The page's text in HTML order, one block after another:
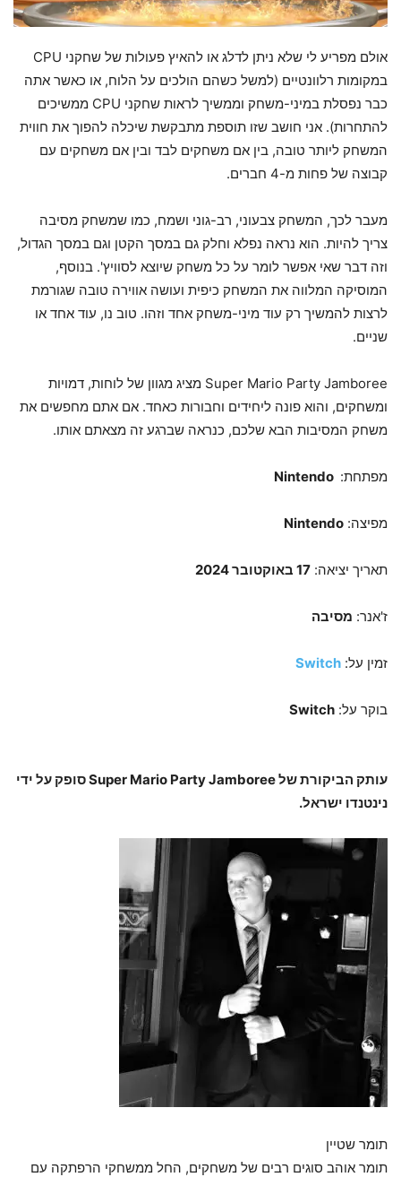
אולם מפריע לי שלא ניתן לדלג או להאיץ פעולות של שחקני CPU
במקומות רלוונטיים (למשל כשהם הולכים על הלוח, או כאשר אתה
כבר נפסלת במיני-משחק וממשיך לראות שחקני CPU ממשיכים
להתחרות). אני חושב שזו תוספת מתבקשת שיכלה להפוך את חווית
המשחק ליותר טובה, בין אם משחקים לבד ובין אם משחקים עם
קבוצה של פחות מ-4 חברים.
מעבר לכך, המשחק צבעוני, רב-גוני ושמח, כמו שמשחק מסיבה
צריך להיות. הוא נראה נפלא וחלק גם במסך הקטן וגם במסך הגדול,
וזה דבר שאי אפשר לומר על כל משחק שיוצא לסוויץ'. בנוסף,
המוסיקה המלווה את המשחק כיפית ועושה אווירה טובה שגורמת
לרצות להמשיך רק עוד מיני-משחק אחד וזהו. טוב נו, עוד אחד או
שניים.
Super Mario Party Jamboree מציג מגוון של לוחות, דמויות
ומשחקים, והוא פונה ליחידים וחבורות כאחד. אם אתם מחפשים את
משחק המסיבות הבא שלכם, כנראה שברגע זה מצאתם אותו.
מפתחת:
מפיצה: Nintendo
תאריך יציאה: 17 באוקטובר 2024
ז'אנר: מסיבה
זמין על: Switch
בוקר על: Switch
עותק הביקורת של Super Mario Party Jamboree סופק על ידי
נינטנדו ישראל.
תומר שטיין
תומר אוהב סוגים רבים של משחקים, החל ממשחקי הרפתקה עם